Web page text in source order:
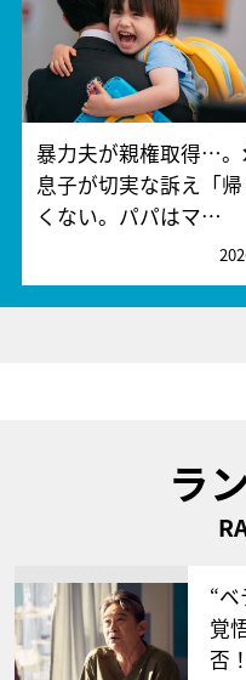
暴力夫が親権取得…。
息子が切実な訴え「
くない。パパはマ…
ラ
“
覚
否